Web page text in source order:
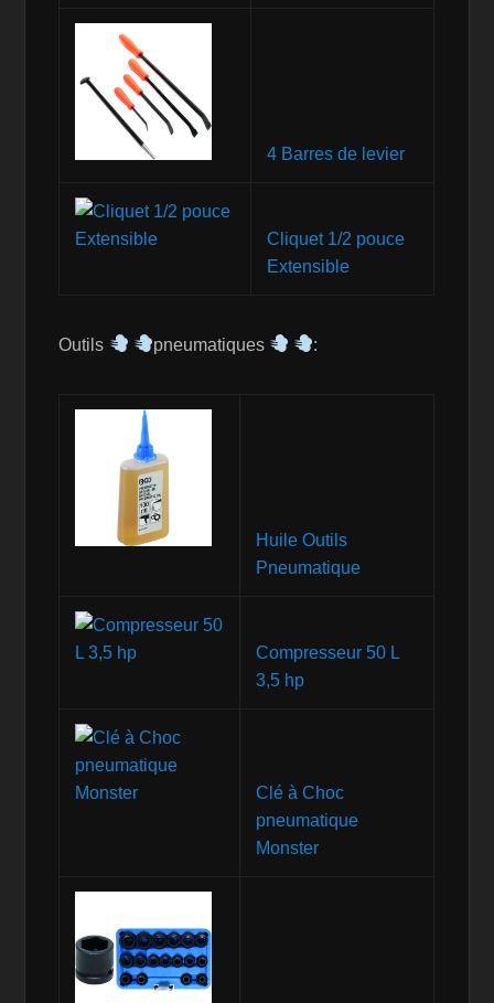
4 Barres de levier
Cliquet 1/2 pouce
Extensible
Outils pneumatiques :
Huile Outils
Pneumatique
Compresseur 50 L
3,5 hp
Clé à Choc
pneumatique
Monster